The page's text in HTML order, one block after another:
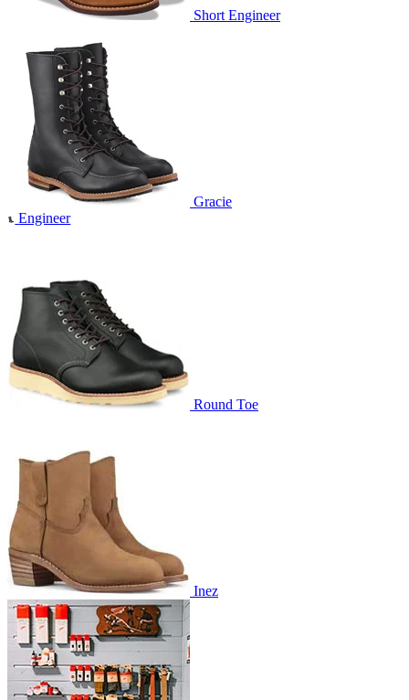
Short Engineer
Gracie
Engineer
Round Toe
Inez